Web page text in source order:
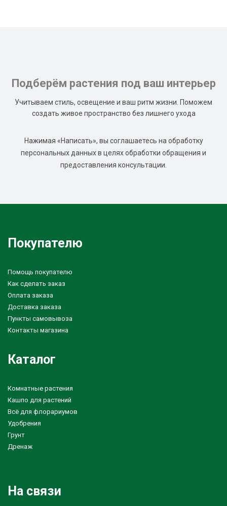
Подберём растения под ваш интерьер
Учитываем стиль, освещение и ваш ритм жизни. Поможем
создать живое пространство без лишнего ухода
Нажимая «Написать», вы соглашаетесь на обработку
персональных данных в целях обработки обращения и
предоставления консультации.
Покупателю
Помощь покупателю
Как сделать заказ
Оплата заказа
Доставка заказа
Пункты самовывоза
Контакты магазина
Каталог
Комнатные растения
Кашпо для растений
Всё для флорариумов
Удобрения
Грунт
Дренаж
На связи